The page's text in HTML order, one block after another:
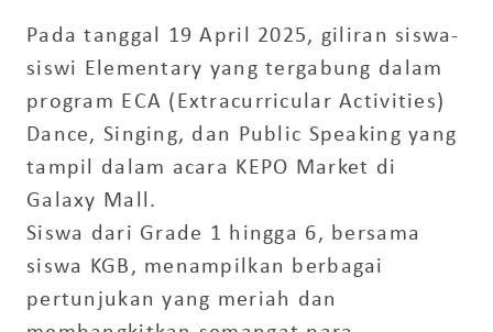
Pada tanggal 19 April 2025, giliran siswa-
siswi Elementary yang tergabung dalam
program ECA (Extracurricular Activities)
Dance, Singing, dan Public Speaking yang
tampil dalam acara KEPO Market di
Galaxy Mall.
Siswa dari Grade 1 hingga 6, bersama
siswa KGB, menampilkan berbagai
pertunjukan yang meriah dan